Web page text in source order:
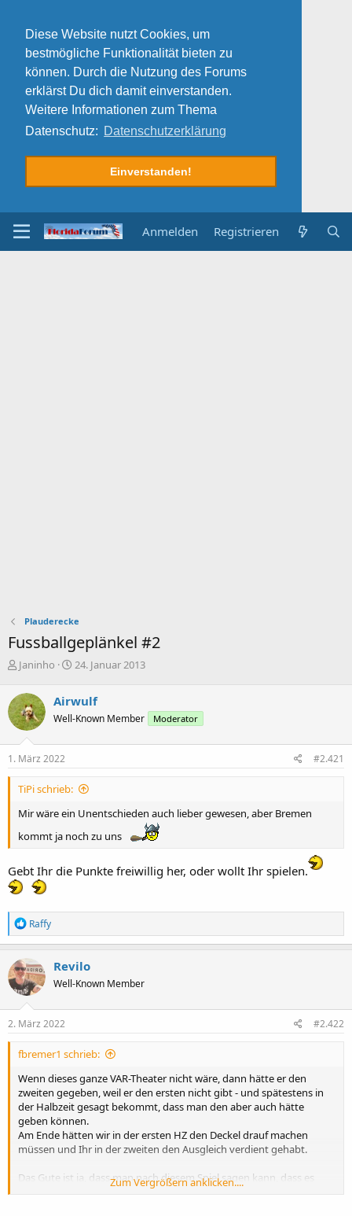
Diese Website nutzt Cookies, um
bestmögliche Funktionalität bieten zu
können. Durch die Nutzung des Forums
erklärst Du dich damit einverstanden.
Weitere Informationen zum Thema
Datenschutz: Datenschutzerklärung
Einverstanden!
Anmelden Registrieren
Plauderecke
Fussballgeplänkel #2
E
s
t
e
l
l
e
Janinho
E
t
e
l
m
24. Januar 2013
Airwulf
Well-Known Member Moderator
1. März 2022 #2.421
TiPi schrieb:
Mir wäre ein Unentschieden auch lieber gewesen, aber Bremen
kommt ja noch zu uns
Gebt Ihr die Punkte freiwillig her, oder wollt Ihr spielen.
R
e
a
k
t
i
o
n
e
Raffy
Revilo
Well-Known Member
2. März 2022 #2.422
fbremer1 schrieb:
Wenn dieses ganze VAR-Theater nicht wäre, dann hätte er den
zweiten gegeben, weil er den ersten nicht gibt - und spätestens in
der Halbzeit gesagt bekommt, dass man den aber auch hätte
geben können.
Am Ende hätten wir in der ersten HZ den Deckel drauf machen
müssen und Ihr in der zweiten den Ausgleich verdient gehabt.
Das Gute ist ja, dass man nach diesem Spiel sagen kann, dass es
durchaus die Möglichkeit gibt das wir das im nächsten Jahr eine
Zum Vergrößern anklicken....